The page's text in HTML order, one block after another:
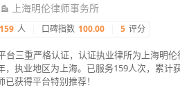
上海明伦律师事务所
159 人 口碑指数 100.00 5 评分
台三重严格认证，认证执业律所为上海明
执业地区为上海。已服务159人次，累计
获得平台特别推荐！